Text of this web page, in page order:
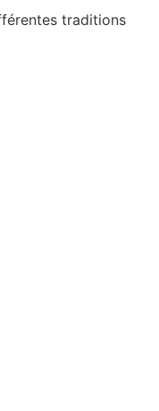
traditions